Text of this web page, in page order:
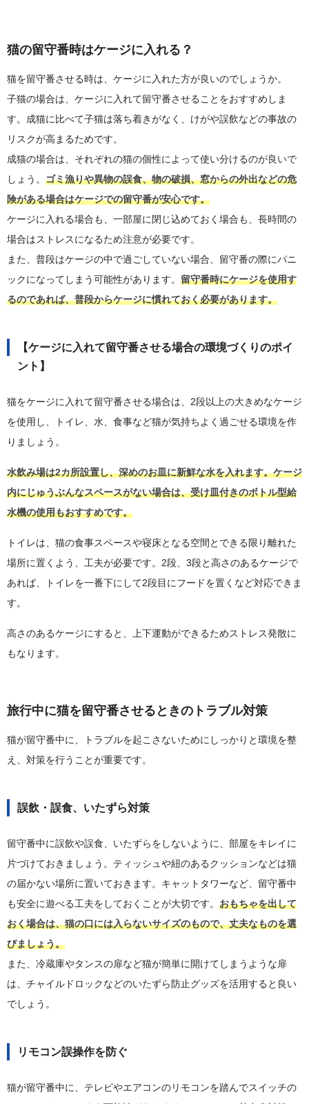
猫の留守番時はケージに入れる？
猫を留守番させる時は、ケージに入れた方が良いのでしょうか。
子猫の場合は、ケージに入れて留守番させることをおすすめしま
す。成猫に比べて子猫は落ち着きがなく、けがや誤飲などの事故の
リスクが高まるためです。
成猫の場合は、それぞれの猫の個性によって使い分けるのが良いで
しょう。 ゴミ漁りや異物の誤食、物の破損、窓からの外出などの危
険がある場合はケージでの留守番が安心です。
ケージに入れる場合も、一部屋に閉じ込めておく場合も、長時間の
場合はストレスになるため注意が必要です。
また、普段はケージの中で過ごしていない場合、留守番の際にパニ
ックになってしまう可能性があります。 留守番時にケージを使用す
るのであれば、普段からケージに慣れておく必要があります。
【ケージに入れて留守番させる場合の環境づくりのポイ
ント】
猫をケージに入れて留守番させる場合は、2段以上の大きめなケージ
を使用し、トイレ、水、食事など猫が気持ちよく過ごせる環境を作
りましょう。
水飲み場は2カ所設置し、深めのお皿に新鮮な水を入れます。ケージ
内にじゅうぶんなスペースがない場合は、受け皿付きのボトル型給
水機の使用もおすすめです。
トイレは、猫の食事スペースや寝床となる空間とできる限り離れた
場所に置くよう、工夫が必要です。2段、3段と高さのあるケージで
あれば、トイレを一番下にして2段目にフードを置くなど対応できま
す。
高さのあるケージにすると、上下運動ができるためストレス発散に
もなります。
旅行中に猫を留守番させるときのトラブル対策
猫が留守番中に、トラブルを起こさないためにしっかりと環境を整
え、対策を行うことが重要です。
誤飲・誤食、いたずら対策
留守番中に誤飲や誤食、いたずらをしないように、部屋をキレイに
片づけておきましょう。ティッシュや紐のあるクッションなどは猫
の届かない場所に置いておきます。キャットタワーなど、留守番中
も安全に遊べる工夫をしておくことが大切です。 おもちゃを出して
おく場合は、猫の口には入らないサイズのもので、丈夫なものを選
びましょう。
また、冷蔵庫やタンスの扉など猫が簡単に開けてしまうような扉
は、チャイルドロックなどのいたずら防止グッズを活用すると良い
でしょう。
リモコン誤操作を防ぐ
猫が留守番中に、テレビやエアコンのリモコンを踏んでスイッチの